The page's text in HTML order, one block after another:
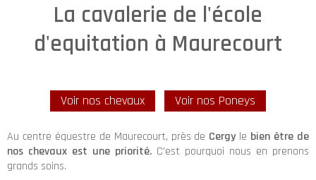
La cavalerie de l'école
d'equitation à Maurecourt
Voir nos chevaux Voir nos Poneys
Au centre équestre de Maurecourt, près de Cergyle bien être de
nos chevaux est une priorité. C'est pourquoi nous en prenons
grands soins.